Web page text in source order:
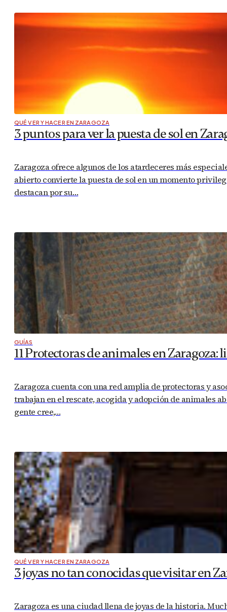
QUÉ VER Y HACER EN ZARAGOZA
3 puntos para ver la puesta de sol en
Zaragoza ofrece algunos de los atardeceres más
abierto convierte la puesta de sol en un momento
destacan por su…
GUÍAS
11 Protectoras de animales en
Zaragoza cuenta con una red amplia de protectoras y
trabajan en el rescate, acogida y adopción de animales
gente cree,…
QUÉ VER Y HACER EN ZARAGOZA
3 joyas no tan conocidas que visitar en
Zaragoza es una ciudad llena de joyas de la historia.